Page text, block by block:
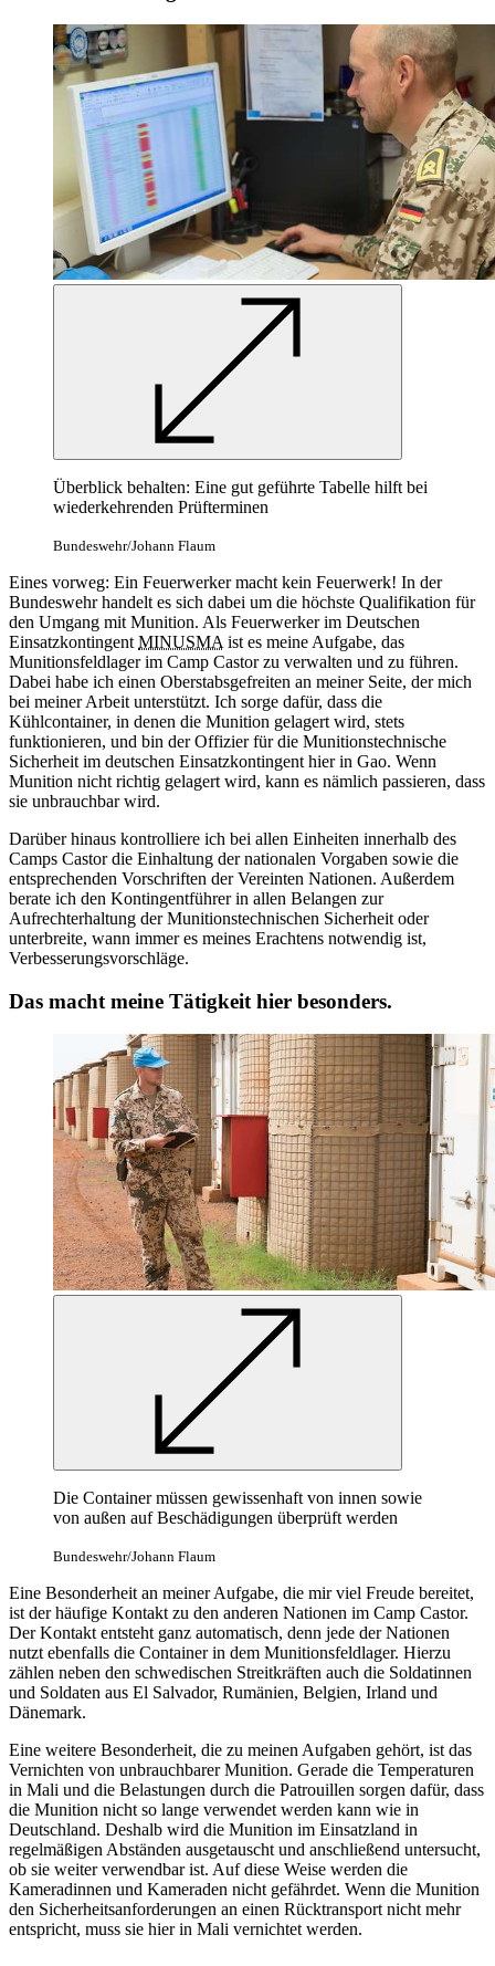
Überblick behalten: Eine gut geführte Tabelle hilft bei
wiederkehrenden Prüfterminen
Bundeswehr/Johann Flaum
Eines vorweg: Ein Feuerwerker macht kein Feuerwerk! In der
Bundeswehr handelt es sich dabei um die höchste Qualifikation für
den Umgang mit Munition. Als Feuerwerker im Deutschen
Einsatzkontingent MINUSMA ist es meine Aufgabe, das
Munitionsfeldlager im Camp Castor zu verwalten und zu führen.
Dabei habe ich einen Oberstabsgefreiten an meiner Seite, der mich
bei meiner Arbeit unterstützt. Ich sorge dafür, dass die
Kühlcontainer, in denen die Munition gelagert wird, stets
funktionieren, und bin der Offizier für die Munitionstechnische
Sicherheit im deutschen Einsatzkontingent hier in Gao. Wenn
Munition nicht richtig gelagert wird, kann es nämlich passieren, dass
sie unbrauchbar wird.
Darüber hinaus kontrolliere ich bei allen Einheiten innerhalb des
Camps Castor die Einhaltung der nationalen Vorgaben sowie die
entsprechenden Vorschriften der Vereinten Nationen. Außerdem
berate ich den Kontingentführer in allen Belangen zur
Aufrechterhaltung der Munitionstechnischen Sicherheit oder
unterbreite, wann immer es meines Erachtens notwendig ist,
Verbesserungsvorschläge.
Das macht meine Tätigkeit hier besonders.
Die Container müssen gewissenhaft von innen sowie
von außen auf Beschädigungen überprüft werden
Bundeswehr/Johann Flaum
Eine Besonderheit an meiner Aufgabe, die mir viel Freude bereitet,
ist der häufige Kontakt zu den anderen Nationen im Camp Castor.
Der Kontakt entsteht ganz automatisch, denn jede der Nationen
nutzt ebenfalls die Container in dem Munitionsfeldlager. Hierzu
zählen neben den schwedischen Streitkräften auch die Soldatinnen
und Soldaten aus El Salvador, Rumänien, Belgien, Irland und
Dänemark.
Eine weitere Besonderheit, die zu meinen Aufgaben gehört, ist das
Vernichten von unbrauchbarer Munition. Gerade die Temperaturen
in Mali und die Belastungen durch die Patrouillen sorgen dafür, dass
die Munition nicht so lange verwendet werden kann wie in
Deutschland. Deshalb wird die Munition im Einsatzland in
regelmäßigen Abständen ausgetauscht und anschließend untersucht,
ob sie weiter verwendbar ist. Auf diese Weise werden die
Kameradinnen und Kameraden nicht gefährdet. Wenn die Munition
den Sicherheitsanforderungen an einen Rücktransport nicht mehr
entspricht, muss sie hier in Mali vernichtet werden.